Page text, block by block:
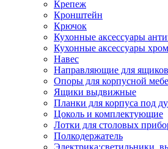
Крепеж
Кронштейн
Крючок
Кухонные аксессуары
Кухонные аксессуары хром
Навес
Направляющие для ящиков
Опоры для корпусной
Ящики выдвижные
Планки для корпуса под
Цоколь и комплектующие
Лотки для столовых
Полкодержатель
Электрика:светильники,